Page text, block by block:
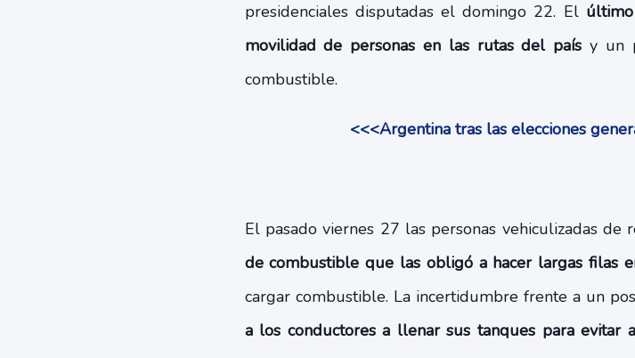
presidenciales disputadas el domingo 22. El
movilidad de personas en las rutas del país y un
combustible.
<<<Argentina tras las elecciones
El pasado viernes 27 las personas vehiculizadas de
de combustible que las obligó a hacer largas filas
cargar combustible. La incertidumbre frente a un
a los conductores a llenar sus tanques para evitar